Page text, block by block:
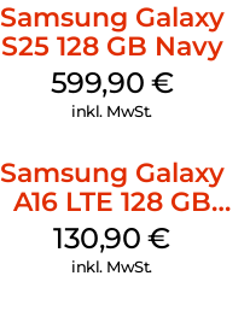
Samsung Galaxy
S25 128 GB Navy
599,90 €
inkl. MwSt.
Samsung Galaxy
A16 LTE 128 GB
Black
130,90€
inkl. MwSt.